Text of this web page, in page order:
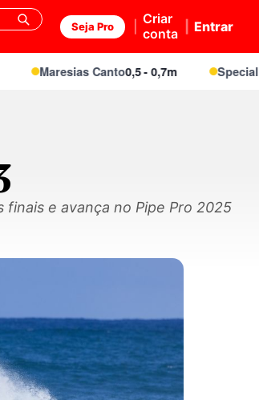
Seja Pro
Criar
conta
Entrar
Maresias Canto0,5 - 0,7m Special Point
e avança no Pipe Pro 2025